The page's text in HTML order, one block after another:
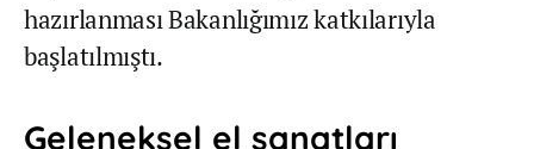
hazırlanması Bakanlığımız katkılarıyla
başlatılmıştı.
Geleneksel el sanatları